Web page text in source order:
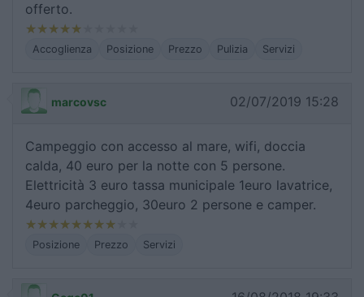
offerto.
Accoglienza Posizione Prezzo Pulizia Servizi
marcovsc 02/07/2019 15:28
Campeggio con accesso al mare, wifi, doccia
calda, 40 euro per la notte con 5 persone.
Elettricità 3 euro tassa municipale 1euro lavatrice,
4euro parcheggio, 30euro 2 persone e camper.
Posizione Prezzo Servizi